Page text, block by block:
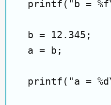
printf("b =
  b = 12.345;
  a = b;
printf("a =